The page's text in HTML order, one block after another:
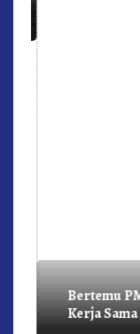
Bertemu
Kerja Sama